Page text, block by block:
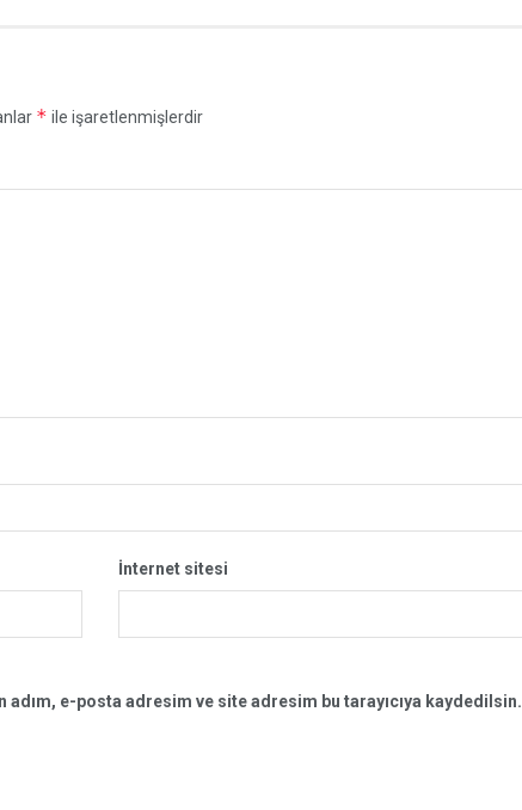
* ile işaretlenmişlerdir
İnternet sitesi
adım, e-posta adresim ve site adresim bu tarayıcıya kaydedilsin.